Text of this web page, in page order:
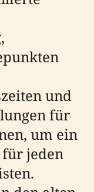
und
für
um ein
jeden